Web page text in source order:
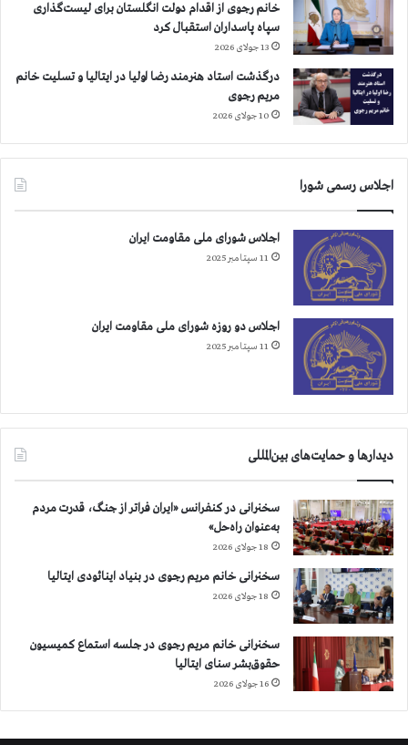
خانم رجوی از اقدام دولت انگلستان برای لیست‌گذاری
سپاه پاسداران استقبال کرد
13 جولای 2026
درگذشت استاد هنرمند رضا اولیا در ایتالیا و تسلیت خانم
مریم رجوی
10 جولای 2026
اجلاس رسمی شورا
اجلاس شورای ملی مقاومت ایران
11 سپتامبر 2025
اجلاس دو روزه شورای ملی مقاومت ایران
11 سپتامبر 2025
دیدارها و حمایت‌های بین‌المللی
سخنرانی در کنفرانس «ایران فراتر از جنگ، قدرت مردم
به‌عنوان راه‌حل»
18 جولای 2026
سخنرانی خانم مریم رجوی در بنیاد اینائودی ایتالیا
18 جولای 2026
سخنرانی خانم مریم رجوی در جلسه استماع کمیسیون
حقوق‌بشر سنای ایتالیا
16 جولای 2026